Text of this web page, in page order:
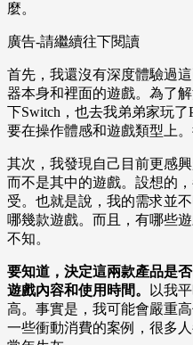
麼。
廣告-請繼續往下閱讀
首先，我還沒有深度體驗過
器本身和裡面的遊戲。為了
下Switch，也去我弟弟家玩
要在操作體感和遊戲類型上
其次，我發現自己目前更感
而不是其中的遊戲。設想的
受。也就是說，我的需求並
哪幾款遊戲。而且，有哪些
不知。
要知道，決定這兩款產品是
遊戲內容和使用時間。
以我
高。事實是，我可能會嚴重
一些衝動消費的案例，很多